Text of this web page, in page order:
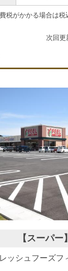
税がかかる場合は税
【スーパー】
ッシュフーズフ